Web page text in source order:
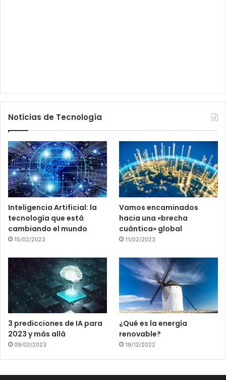
Noticias de Tecnología
Inteligencia Artificial: la
tecnología que está
cambiando el mundo
15/02/2023
Vamos encaminados
hacia una «brecha
cuántica» global
11/02/2023
3 predicciones de IA para
2023 y más allá
09/02/2023
¿Qué es la energía
renovable?
19/12/2022